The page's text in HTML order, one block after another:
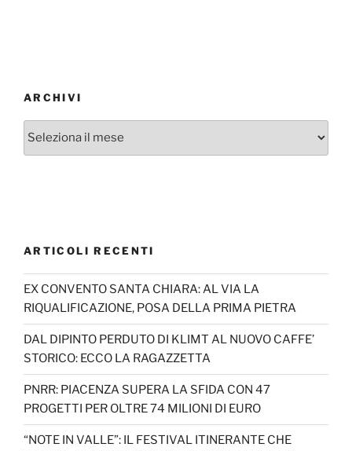
ARCHIVI
ARTICOLI RECENTI
EX CONVENTO SANTA CHIARA: AL VIA LA
RIQUALIFICAZIONE, POSA DELLA PRIMA PIETRA
DAL DIPINTO PERDUTO DI KLIMT AL NUOVO CAFFE’
STORICO: ECCO LA RAGAZZETTA
PNRR: PIACENZA SUPERA LA SFIDA CON 47
PROGETTI PER OLTRE 74 MILIONI DI EURO
“NOTE IN VALLE”: IL FESTIVAL ITINERANTE CHE